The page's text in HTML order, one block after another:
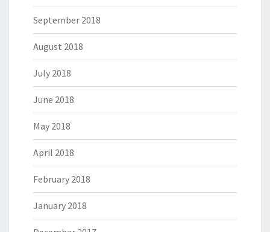
September 2018
August 2018
July 2018
June 2018
May 2018
April 2018
February 2018
January 2018